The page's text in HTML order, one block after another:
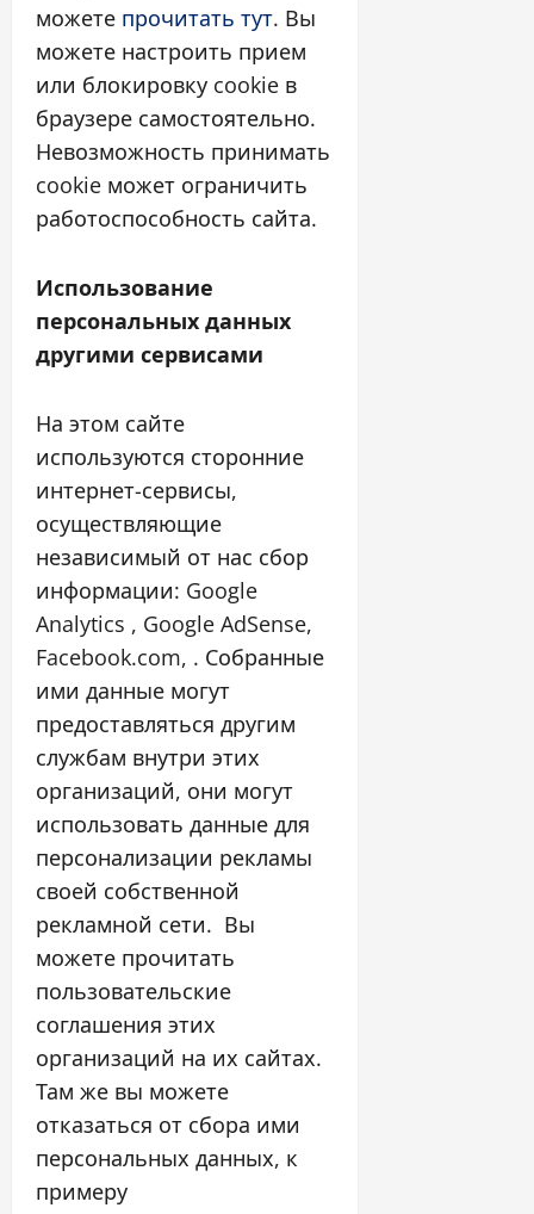
можете прочитать тут. Вы
можете настроить прием
или блокировку cookie в
браузере самостоятельно.
Невозможность принимать
cookie может ограничить
работоспособность сайта.
Использование
персональных данных
другими сервисами
На этом сайте
используются сторонние
интернет-сервисы,
осуществляющие
независимый от нас сбор
информации: Google
Analytics , Google AdSense,
Facebook.com, . Собранные
ими данные могут
предоставляться другим
службам внутри этих
организаций, они могут
использовать данные для
персонализации рекламы
своей собственной
рекламной сети. Вы
можете прочитать
пользовательские
соглашения этих
организаций на их сайтах.
Там же вы можете
отказаться от сбора ими
персональных данных, к
примеру